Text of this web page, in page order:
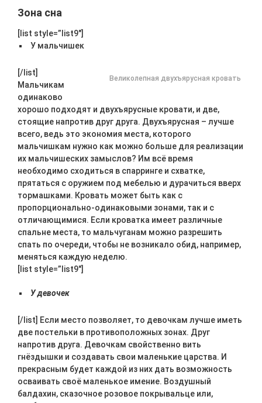
Зона сна
[list style=”list9″]
У мальчишек
[/list]
Великолепная двухъярусная кровать
Мальчикам
одинаково
хорошо подходят и двухъярусные кровати, и две,
стоящие напротив друг друга. Двухъярусная – лучше
всего, ведь это экономия места, которого
мальчишкам нужно как можно больше для реализации
их мальчишеских замыслов? Им всё время
необходимо сходиться в спарринге и схватке,
прятаться с оружием под мебелью и дурачиться вверх
тормашками. Кровать может быть как с
пропорционально-одинаковыми зонами, так и с
отличающимися. Если кроватка имеет различные
спальне места, то мальчуганам можно разрешить
спать по очереди, чтобы не возникало обид, например,
меняться каждую неделю.
[list style=”list9″]
У девочек
[/list] Если место позволяет, то девочкам лучше иметь
две постельки в противоположных зонах. Друг
напротив друга. Девочкам свойственно вить
гнёздышки и создавать свои маленькие царства. И
прекрасным будет каждой из них дать возможность
осваивать своё маленькое имение. Воздушный
балдахин, сказочное розовое покрывальце или,